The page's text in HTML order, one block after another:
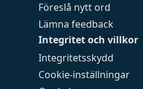
Föreslå nytt ord
Lämna feedback
Integritet och villkor
Integritetsskydd
Cookie-inställningar